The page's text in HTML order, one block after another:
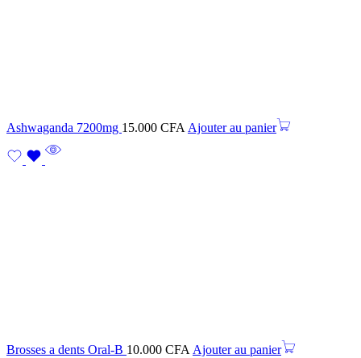
Ashwaganda 7200mg 15.000 CFA Ajouter au panier
Brosses a dents Oral-B 10.000 CFA Ajouter au panier